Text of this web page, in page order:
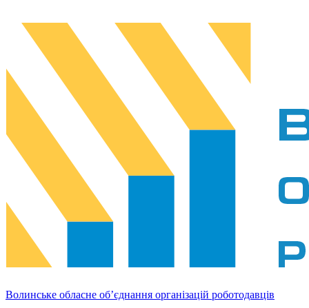
Волинське обласне об’єднання організацій роботодавців